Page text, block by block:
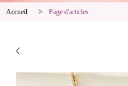
Accueil > Page d'articles